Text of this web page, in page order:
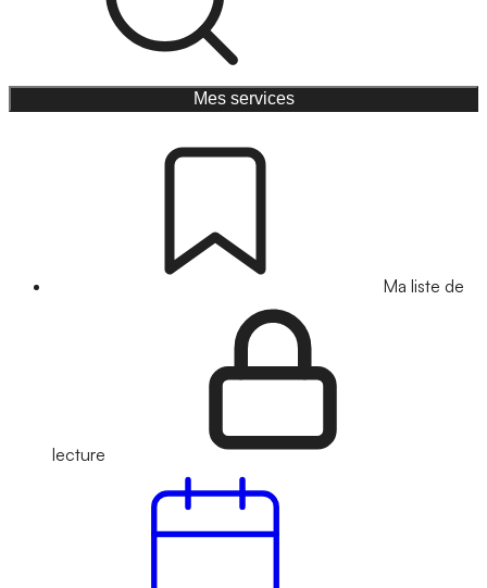
Mes services
Ma liste de
lecture